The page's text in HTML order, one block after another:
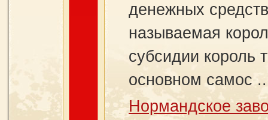
денежных
называемая
субсидии король
основном самос
Нормандское